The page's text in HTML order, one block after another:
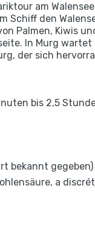
am
Schiff den
Palmen, Kiwis
In Murg
der sich
bis 2,5
bekannt gegeben)
a